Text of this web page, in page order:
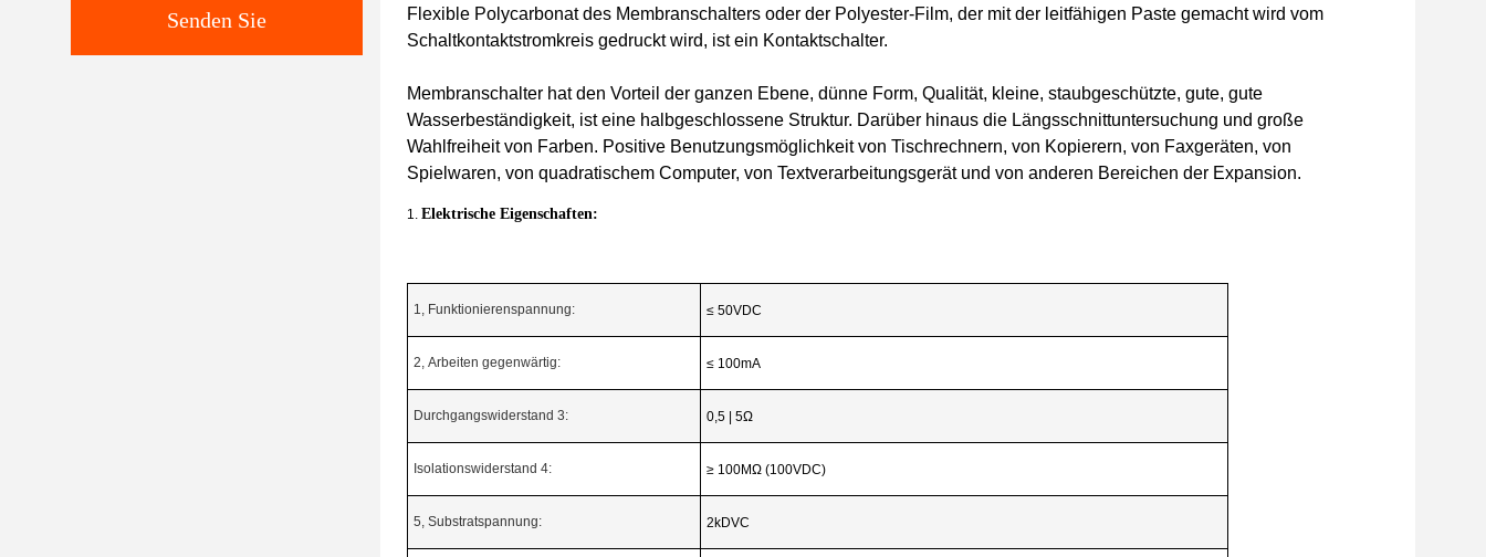
Senden Sie
Flexible Polycarbonat des Membranschalters oder der Polyester-Film, der mit der leitfähigen Paste gemacht wird vom
Schaltkontaktstromkreis gedruckt wird, ist ein Kontaktschalter.
Membranschalter hat den Vorteil der ganzen Ebene, dünne Form, Qualität, kleine, staubgeschützte, gute, gute
Wasserbeständigkeit, ist eine halbgeschlossene Struktur. Darüber hinaus die Längsschnittuntersuchung und große
Wahlfreiheit von Farben. Positive Benutzungsmöglichkeit von Tischrechnern, von Kopierern, von Faxgeräten, von
Spielwaren, von quadratischem Computer, von Textverarbeitungsgerät und von anderen Bereichen der Expansion.
1. Elektrische Eigenschaften:
1, Funktionierenspannung: ≤ 50VDC
2, Arbeiten gegenwärtig: ≤ 100mA
Durchgangswiderstand 3: 0,5 | 5Ω
Isolationswiderstand 4: ≥ 100MΩ (100VDC)
5, Substratspannung: 2kDVC